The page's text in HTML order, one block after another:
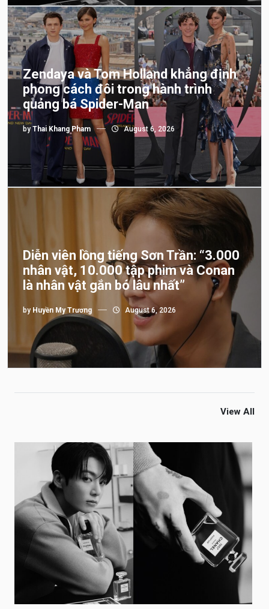
Zendaya và Tom Holland khẳng định
phong cách đôi trong hành trình
quảng bá Spider-Man
by Thai Khang Pham August 6, 2026
Diễn viên lồng tiếng Sơn Trần: “3.000
nhân vật, 10.000 tập phim và Conan
là nhân vật gắn bó lâu nhất”
by Huyền My Trương August 6, 2026
View All